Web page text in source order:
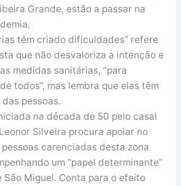
Grande, estão a passar na
têm criado dificuldades” refere
que não desvaloriza a intenção e
medidas sanitárias, “para
todos”, mas lembra que elas têm
pessoas.
na década de 50 pelo casal
Silveira procura apoiar no
carenciadas desta zona
um “papel determinante”
São Miguel. Conta para o efeito